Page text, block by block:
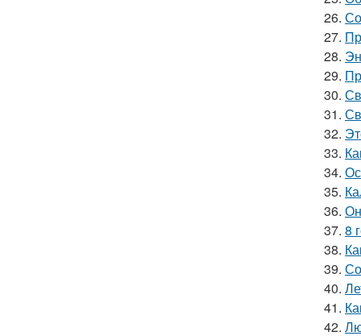
26.
27.
28.
29.
30.
31.
32.
33.
34.
35.
36.
37. 8
38.
39.
40.
41.
42.